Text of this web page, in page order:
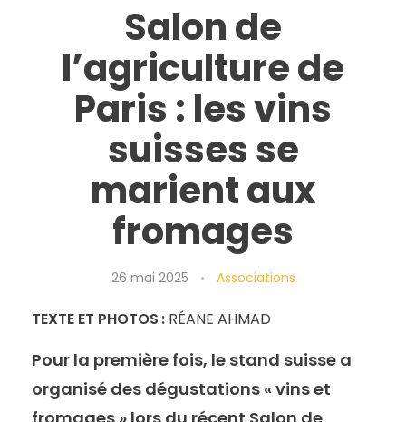
Salon de
l’agriculture de
Paris : les vins
suisses se
marient aux
fromages
26 mai 2025 Associations
TEXTE ET PHOTOS : RÉANE AHMAD
Pour la première fois, le stand suisse a
organisé des dégustations « vins et